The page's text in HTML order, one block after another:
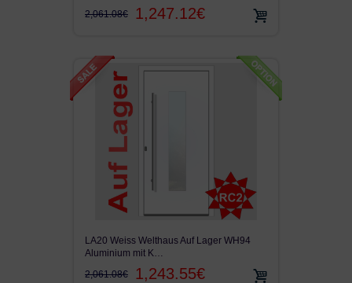
2,061.08€
1,247.12€
LA20 Weiss Welthaus Auf Lager WH94
Aluminium mit K…
2,061.08€
1,243.55€